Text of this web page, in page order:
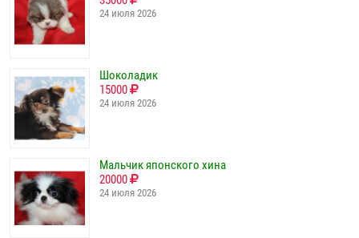
24 июля 2026
Шоколадик
15000
24 июля 2026
Мальчик японского хина
20000
24 июля 2026